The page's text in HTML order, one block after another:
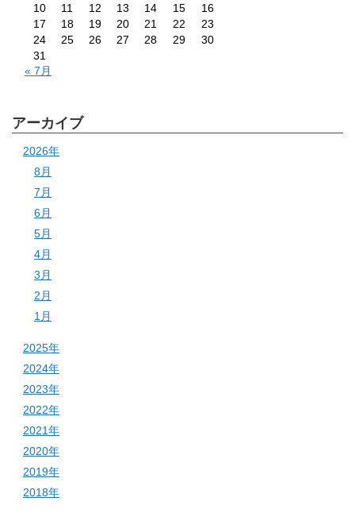
10
11 12 13 14 15
16
17
18 19 20 21 22
23
24
25 26 27 28 29
30
31
« 7月
アーカイブ
2026年
8月
7月
6月
5月
4月
3月
2月
1月
2025年
2024年
2023年
2022年
2021年
2020年
2019年
2018年